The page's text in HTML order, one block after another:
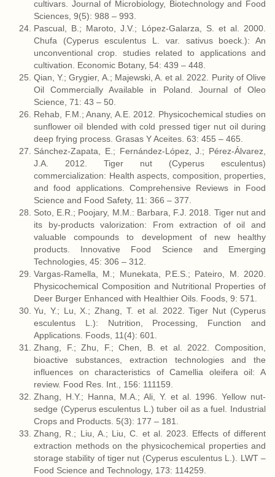
cultivars. Journal of Microbiology, Biotechnology and Food
Sciences, 9(5): 988 – 993.
Pascual, B.; Maroto, J.V.; López-Galarza, S. et al. 2000.
Chufa (Cyperus esculentus L. var. sativus boeck.): An
unconventional crop. studies related to applications and
cultivation. Economic Botany, 54: 439 – 448.
Qian, Y.; Grygier, A.; Majewski, A. et al. 2022. Purity of Olive
Oil Commercially Available in Poland. Journal of Oleo
Science, 71: 43 – 50.
Rehab, F.M.; Anany, A.E. 2012. Physicochemical studies on
sunflower oil blended with cold pressed tiger nut oil during
deep frying process. Grasas Y Aceites. 63: 455 – 465.
Sánchez-Zapata, E.; Fernández-López, J.; Pérez-Álvarez,
J.A. 2012. Tiger nut (Cyperus esculentus)
commercialization: Health aspects, composition, properties,
and food applications. Comprehensive Reviews in Food
Science and Food Safety, 11: 366 – 377.
Soto, E.R.; Poojary, M.M.: Barbara, F.J. 2018. Tiger nut and
its by-products valorization: From extraction of oil and
valuable compounds to development of new healthy
products. Innovative Food Science and Emerging
Technologies, 45: 306 – 312.
Vargas-Ramella, M.; Munekata, P.E.S.; Pateiro, M. 2020.
Physicochemical Composition and Nutritional Properties of
Deer Burger Enhanced with Healthier Oils. Foods, 9: 571.
Yu, Y.; Lu, X.; Zhang, T. et al. 2022. Tiger Nut (Cyperus
esculentus L.): Nutrition, Processing, Function and
Applications. Foods, 11(4): 601.
Zhang, F.; Zhu, F.; Chen, B. et al. 2022. Composition,
bioactive substances, extraction technologies and the
influences on characteristics of Camellia oleifera oil: A
review. Food Res. Int., 156: 111159.
Zhang, H.Y.; Hanna, M.A.; Ali, Y. et al. 1996. Yellow nut-
sedge (Cyperus esculentus L.) tuber oil as a fuel. Industrial
Crops and Products. 5(3): 177 – 181.
Zhang, R.; Liu, A.; Liu, C. et al. 2023. Effects of different
extraction methods on the physicochemical properties and
storage stability of tiger nut (Cyperus esculentus L.). LWT –
Food Science and Technology, 173: 114259.